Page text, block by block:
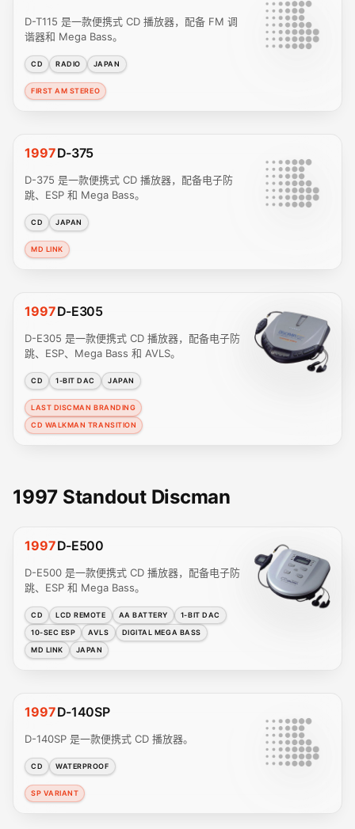
D-T115 是一款便携式 CD 播放器，配备 FM 调
谐器和 Mega Bass。
CD RADIO JAPAN
FIRST AM STEREO
1997D-375
D-375 是一款便携式 CD 播放器，配备电子防
跳、ESP 和 Mega Bass。
CD JAPAN
MD LINK
1997D-E305
D-E305 是一款便携式 CD 播放器，配备电子防
跳、ESP、Mega Bass 和 AVLS。
CD 1-BIT DAC JAPAN
LAST DISCMAN BRANDING
CD WALKMAN TRANSITION
1997 Standout Discman
1997D-E500
D-E500 是一款便携式 CD 播放器，配备电子防
跳、ESP 和 Mega Bass。
CD LCD REMOTE AA BATTERY
1-BIT DAC
10-SEC ESP
AVLS
DIGITAL MEGA BASS
MD LINK
JAPAN
1997D-140SP
D-140SP 是一款便携式 CD 播放器。
CD WATERPROOF
SP VARIANT